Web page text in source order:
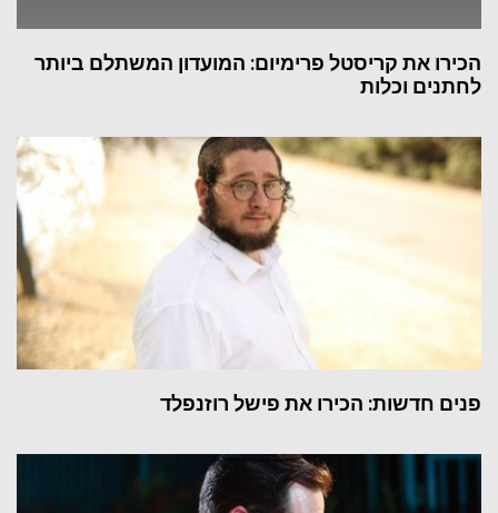
הכירו את קריסטל פרימיום: המועדון המשתלם ביותר
לחתנים וכלות
פנים חדשות: הכירו את פישל רוזנפלד